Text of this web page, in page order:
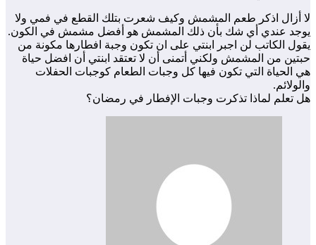
لا أزال اذكر طعم المشمش وكيف شعرت بتلك القطع في فمي ولا
يوجد عندي أي شك بأن ذلك المشمش هو أفضل مشمش في الكون.
يقول الكاتب لن اجبر ابنتي على ان تكون وجبة افطارها مكونة من
حبتين من المشمش ولكني أتمنى أن لا تعتقد ابنتي أن افضل حياة
هي الحياة التي تكون فيها كل وجبات الطعام كوجبات الحفلات
والولائم.
هل تعلم لماذا تذكرت وجبات الإفطار في رمضان؟